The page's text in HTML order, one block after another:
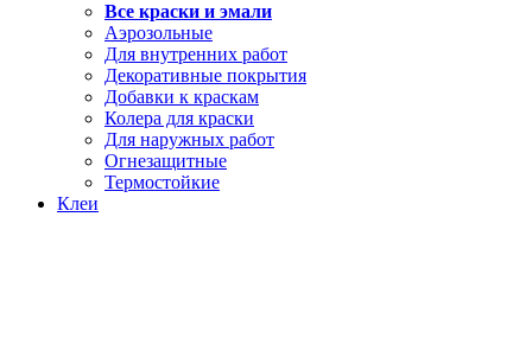
Все краски и эмали
Аэрозольные
Для внутренних работ
Декоративные покрытия
Добавки к краскам
Колера для краски
Для наружных работ
Огнезащитные
Термостойкие
Клеи